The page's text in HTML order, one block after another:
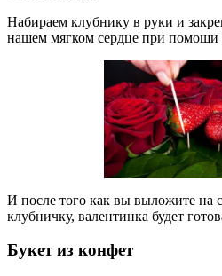
Набираем клубнику в руки и
нашем мягком сердце при помощи
И после того как вы выложите на
клубничку, валентинка будет
Букет из конфет